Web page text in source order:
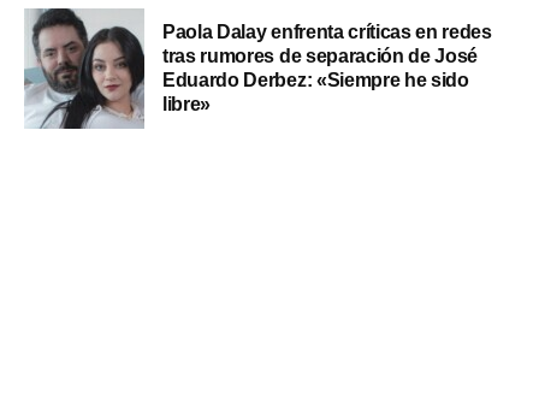
Paola Dalay enfrenta críticas en redes
tras rumores de separación de José
Eduardo Derbez: «Siempre he sido
libre»